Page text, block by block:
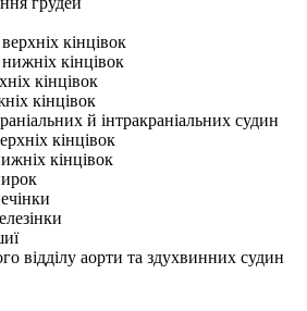
кінцівок
кінцівок
кінцівок
кінцівок
й інтракраніальних судин
кінцівок
кінцівок
відділу аорти та здухвинних судин